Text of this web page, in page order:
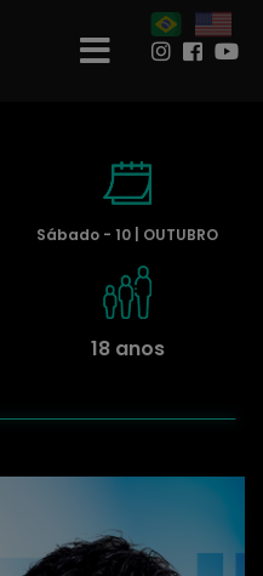
Sábado - 10 | OUTUBRO
18 anos